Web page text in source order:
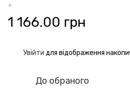
+
1 166.00 грн
Увійти для відображення
До обраного